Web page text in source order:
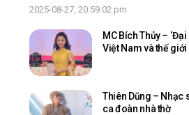
2025-08-27, 20:59:02 pm
MC Bích Thủy –
Việt Nam và thế giới
Thiên Dũng – Nhạc
ca đoàn nhà thờ